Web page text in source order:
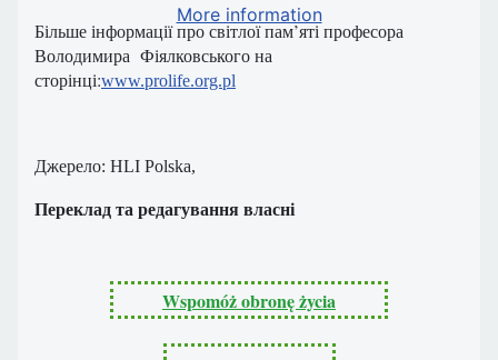
Більше інформації про світлої пам’яті професора
Володимира Фіялковського на
сторінці:www.prolife.org.pl
Джерело: HLI Polska,
Переклад та редагування власні
Wspomóż obronę życia
More information